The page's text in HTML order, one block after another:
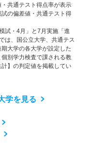
共通テスト得点率が表示
の偏差値・共通テスト得
・4月」と7月実施「進
は、国公立大学、共通テス
大学の各大学が設定した
別学力検査で課される教
】の判定値を掲載してい
学を見る